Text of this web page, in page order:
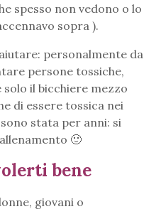
spesso non vedono o lo
sopra ).
personalmente da
persone tossiche,
solo il bicchiere mezzo
di essere tossica nei
stata per anni: si
🙂
bene
giovani o